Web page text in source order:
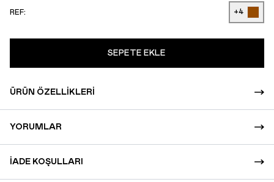
REF: +4
SEPETE EKLE
ÜRÜN ÖZELLIKLERI
YORUMLAR
İADE KOŞULLARI